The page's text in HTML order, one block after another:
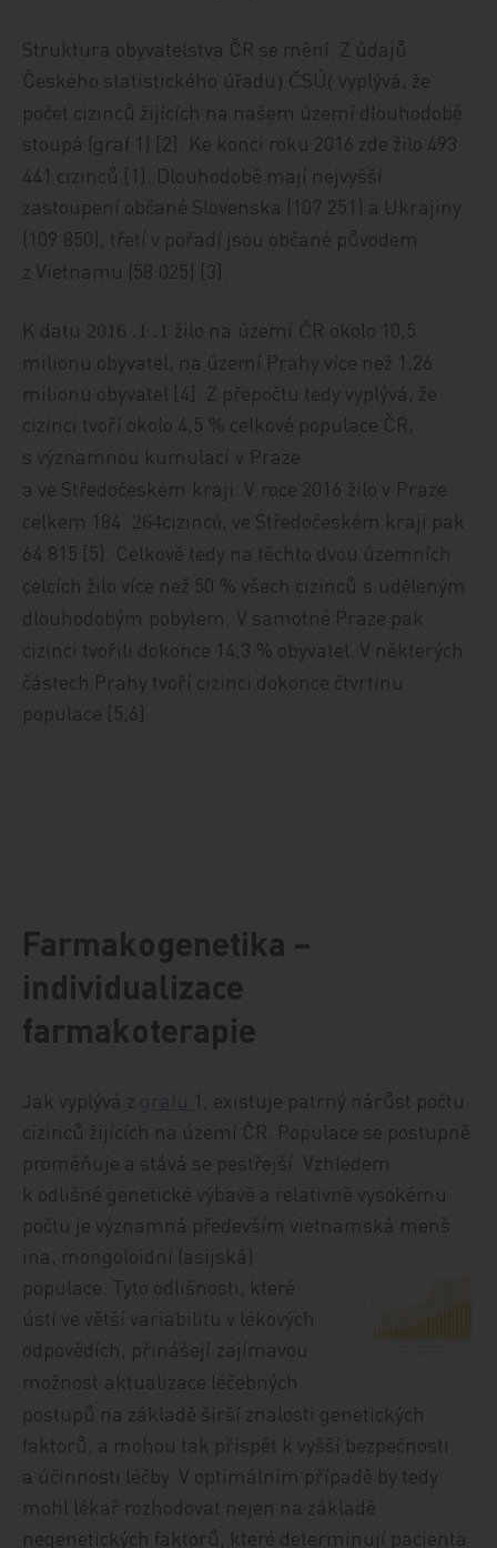
Struktura obyvatelstva ČR se mění. Z údajů
Českého statistického úřadu ( Č SÚ) vyplývá, že
počet cizinců žijících na našem území dlouhodobě
stoupá (graf 1 ) [2]. Ke konci roku 2016 zde žilo 493
441 cizinců [1]. Dlouhodobě mají nejvyšší
zastoupení občané Slovenska (107 251) a Ukrajiny
(109 850), třetí v pořadí jsou občané původem
z Vietnamu (58 025) [3].
K datu žilo na území Č R okolo 10,5
milionu obyvatel, na území Prahy více než 1,26
milionu obyvatel [4]. Z přepočtu tedy vyplývá, že
cizinci tvoří okolo 4,5 % celkové populace ČR,
s významnou kumulací v Praze
a ve Středočeském kraji. V roce 2016 žilo v Praze
celkem 184
264cizinc ů , ve Středočeském kraji pak
64 815 [5]. Celkově tedy na těchto dvou územních
celcích žilo více než 50 % všech cizinců s uděleným
dlouhodobým pobytem. V samotné Praze pak
cizinci tvořili dokonce 14,3 % obyvatel. V některých
částech Prahy tvoří cizinci dokonce čtvrtinu
populace [5,6].
Farmakogenetika –
individualizace
farmakoterapie
Jak vyplývá z 1 , existuje patrný nárůst počtu
cizinců žijících na území ČR. Populace se postupně
proměňuje a stává se pestře ší. Vzhledem
k odlišné genetické výbavě a relativně vysokému
počtu je významná především vietnamská menš
ina, mongoloidní (asijská)
populace. Tyto odlišnosti, které
ústí ve větší variabilitu v lékových
odpovědích, přinášejí zajímavou
možnost aktualizace léčebných
postupů na základě širší znalosti genetických
faktorů, a mohou tak přispět k vyšší bezpečnosti
a účinnosti léčby. V optimálním případě by tedy
mohl lékař rozhodovat nejen na základě
negenetických faktorů, které determinují pacienta